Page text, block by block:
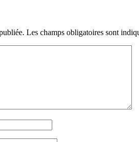
Les champs obligatoires sont